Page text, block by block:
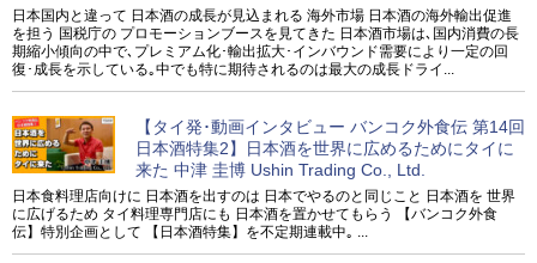
日本国内と違って 日本酒の成長が見込まれる 海外市場 日本酒の海外輸出促進
を担う 国税庁の プロモーションブースを見てきた 日本酒市場は､国内消費の長
期縮小傾向の中で､プレミアム化･輸出拡大･インバウンド需要により一定の回
復･成長を示している｡中でも特に期待されるのは最大の成長ドライ...
【タイ発･動画インタビュー バンコク外食伝 第14回
日本酒特集2】日本酒を世界に広めるためにタイに
来た 中津 圭博 Ushin Trading Co., Ltd.
日本食料理店向けに 日本酒を出すのは 日本でやるのと同じこと 日本酒を 世界
に広げるため タイ料理専門店にも 日本酒を置かせてもらう 【バンコク外食
伝】特別企画として 【日本酒特集】を不定期連載中｡ ...